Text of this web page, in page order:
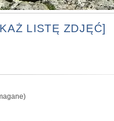
LISTĘ ZDJĘĆ]